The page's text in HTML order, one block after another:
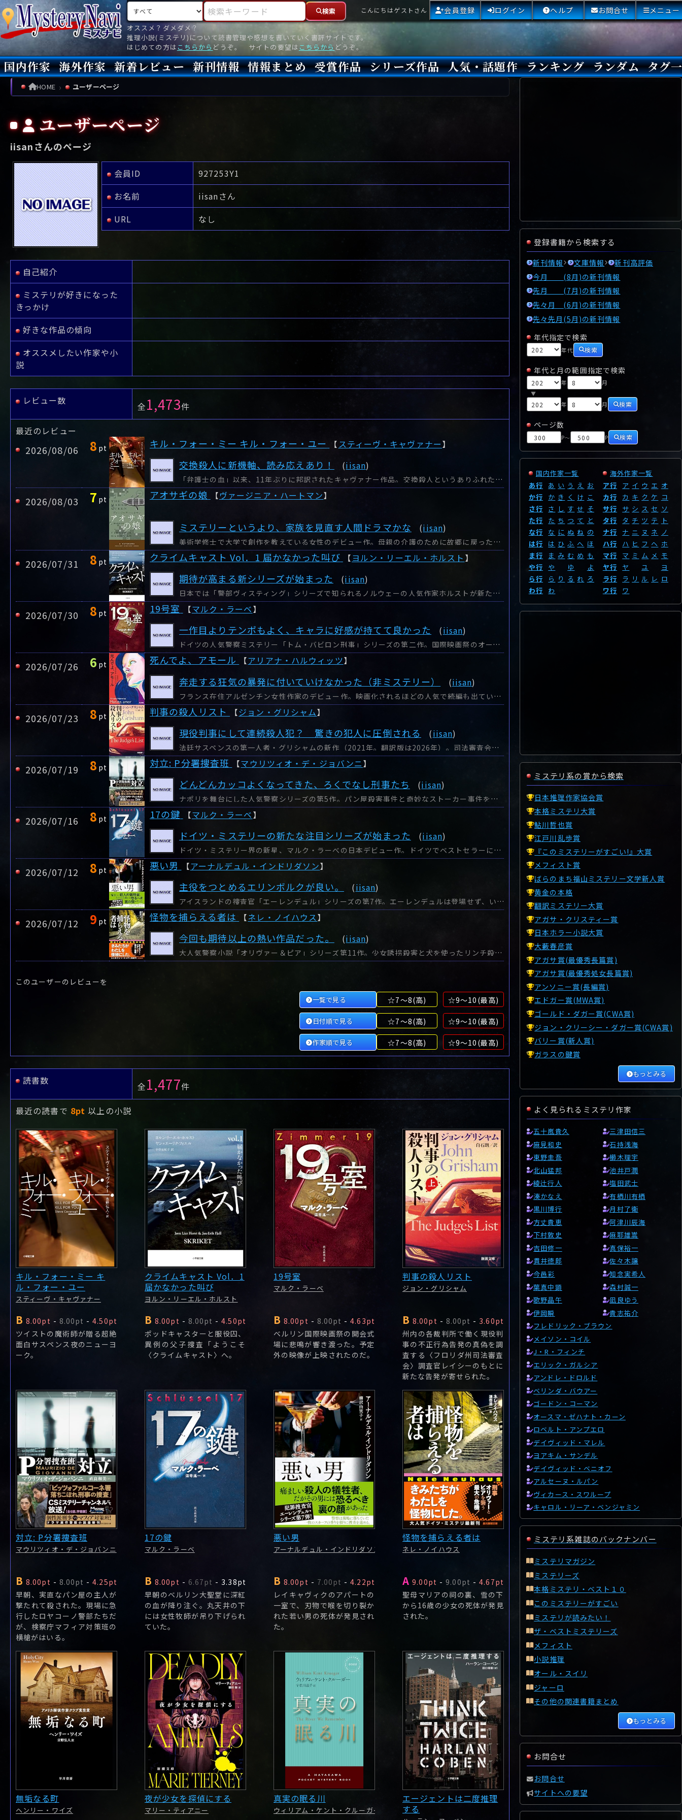
オススメ？ダメダメ？
推理小説(ミステリ)について読書管理や感想を書いていく書評サイトです。
はじめての方は こちらから どうぞ。 サイトの要望は こちらから どうぞ。
検索対象 検索キーワード
検索 こんにちはゲストさん 会員登録 ログイン ヘルプ お問合せ メニュー
国内作家
あ行 あ い う え
さ行
さ し す せ
そ
た行
た ち つ
な行
な に ぬ
の
は行
は ひ ふ
ま行
ま み む め
も
や行
や ゆ
よ
ら行
ら り る
わ行
わ
海外作家
ア行 ア イ
サ行
サ シ ス セ
タ行
ナ行
ナ ニ ヌ
ハ行
ハ
マ行
マ ミ ム メ
モ
ヤ行
ヤ ユ
ヨ
ラ行
ラ
新着レビュー 新刊情報 情報まとめ 受賞作品 シリーズ作品 人気・話題作 ランキング ランダム タグ
HOME ユーザーページ
ユーザーページ
iisanさんのページ
会員ID
927253Y1
お名前
iisanさん
URL
なし
自己紹介
ミステリが好きになった
きっかけ
好きな作品の傾向
オススメしたい作家や小
説
レビュー数 全1,473件
最近のレビュー
2026/08/06 8 pt キル・フォー・ミー キル・フォー・ユー 【スティーヴ・キャヴァナー】
交換殺人に新機軸、読み応えあり！ (iisan)
「弁護士の血」以来、11年ぶりに邦訳されたキャヴァナー作品。交換殺人というありふれた設定に新機軸を導入した傑作サスペンスである。一人娘を誘拐殺人され、それに責任を感じたた夫まで自殺で失ったアマンダは、有力容疑者でありながら金と権力で法の裁きを免れたウォレスに復讐を試みるも失敗。それでも諦めきれず、グループセラピーで出会った同じような経験を持つナオミに交換殺人を持ちかける。ナオミは承諾し、お互いにチャンスを窺ううちに、ナオミから「ウォレスを殺した」と告げられた。アマンダは約束を守るため、ナオミに依頼されたクウィンを殺害しようとする。不動産業に勤務するルースは夫が留守にした夜、暴漢に襲われ瀕死の重傷を負い、その恐怖から夫と共にホテルに閉じこもっていたのだが、気晴らしに出たレストランで犯人を目撃しパニックになる。二人の女性がそれぞれの復讐を果たす二つのエピソードが交互に展開し、どんどんサスペンスが高まっていく。さらに途中から誰が正義で、誰が騙しているのかが錯綜し、謎は深まっていく。名作「見知らぬ乗客」へのオマージュであり、それを越えるサスペンスを生み出した大傑作。交換殺人ものの新たな地平を開く作品として、多くのミステリー、サスペンスファンにオススメしたい。
2026/08/03 7 pt アオサギの娘 【ヴァージニア・ハートマン】
ミステリーというより、家族を見直す人間ドラマかな (iisan)
美術学修士で大学で創作を教えている女性のデビュー作。母親の介護のために故郷に戻った鳥類画家が、ずっと心にわだかまっていた父親の死にまつわる謎を解き、家族の関係を変化させる物語である。スミソニアン博物館で鳥類画家として活躍していたロニは母が介護施設に入ったため、介護休暇を使ってふるさとのフロリダに戻らざるを得なくなる。2週間で戻るつもりだったのだが、母の荷物を片付けていて25年前に溺死した父親の死に不明瞭な点があることを示唆するメモを発見。漁業局の野生動物保護観察官でフロリダの湿地を知り尽くしていた父が溺死したことにかねてから疑問を抱いていたロニは実情を探ろうとする…。自殺したとされ、家族でも話題にすることを避けていた父の死。長年の疑問を解くためにロニが頼るのは関係者たちの証言のみ。捜査権限はなく、捜査の知識もないためロニの調査は遅々として進まない。事態の朧げな姿が見えるまでの展開がスロー過ぎてサスペンスはゼロ。ギクシャクする母親や歳の離れた弟、その妻との人間関係、父親コンプレックスが事細かく描写され、はっきり言って半ばまでは退屈。最後の真相究明もあまり説得力はない。ミステリーというより、家族とは何かを模索する女性の人間ドラマとして読むことをオススメする。
2026/07/31 8 pt クライムキャスト Vol．1 届かなかった叫び 【ヨルン・リーエル・ホルスト 】
期待が高まる新シリーズが始まった (iisan)
日本では「警部ヴィスティング」シリーズで知られるノルウェーの人気作家ホルストが新たに若い作家と組んで発表した新シリーズの幕開け作。犯罪関連のポッドキャスターが15年前の少女失踪の謎を解くP.I.ミステリーである。ノルウェーの田舎町でポッドキャスト番組「クライムキャスト」を聞いていた地元紙の臨時記者・マチルデは、15年前に7歳の少女が行方不明になった事件に興味を引かれた。少女の死体は発見されなかったのだが、父親が逮捕され、服役中に自殺したという。番組は「次回の予告」を最後に更新されておらず、気になったマチルデは番組ホストのマルクスに問い合わせたのだが相手にされなかった。めげないマチルデは独自に調査を始め、判明したことをしつこくマルクスに報告して来た。煩わしく感じていたマルクスだったが、マチルデ山で遭難死したのをきっかけに自分でも調査を再開する。そこで情報を頼ったのが、3人を殺害した罪で服役中の実父・フランクだった…。警察ではない、ただのポッドキャスターが粘り強く関係者に聞き込みを続け真相に辿り着くまでがリアルで熱い。さらに父親の食ないキャラクターが、単なる探偵ものではない彩りを添えて味わい深い。謎解きの展開は論理的で分かりやすく、スイスイ読み進められる。事件は解決するのだが、主人公のマルクス、父親のフランクにまつわる謎は残されたままで、次回をお楽しみに。未解決事件に挑戦するのは「警部ヴィスティング」シリーズ同様だが、またひと味違うテイストで楽しめる。ヴィスティングのファンをはじめ、北欧ミステリーのファンにオススメする。
2026/07/30 8 pt 19号室 【マルク・ラーベ】
一作目よりテンポもよく、キャラに好感が持てて良かった (iisan)
ドイツの人気警察ミステリー「トム・バビロン刑事」シリーズの第二作。国際映画祭のオープニングで上映されたスナッフ・フィルムにまつわる深い闇を手探りで解明するノワール・ミステリーである。ベルリン国際映画祭の開会式場で、若い女性が殺されるスナッフ・フィルムが上映された。しかも殺されたのは女優を目指すベルリン市長の娘であることが判明した。フィルムは目出し帽の男が持ち込み、映写技師を脅迫して上映させたという。誰が、何のために上映させたのか？ さらに、関係者の娘が誘拐される事件も発生し、捜査は混迷を深めて行く…。捜査を担当するのは、前作で相棒となったトムと臨床心理士のジータ。まだギクシャクしたところは残るものの、前回よりは息が合ったコンビとなり、バディものとして完成度が高くなっている。事件の謎を解く鍵はフィルムに写っていた19という数字で、そこにはジータの古傷に繋がる18年前の出来事が絡んでいたという、前作を彷彿させる構成だが、事件の背景も犯行動機も複雑かつ精緻になり、前作の数倍読み応えがあった。トムとジータだけでなく同僚のヨー・モルテン、上司のブルックマンもキャラがくっきりして存在感を発揮しているのも高評価できる。事件は解決しても、トムとジータの過去にまつわる謎は残されたままで、次作が待ち遠しい。警察ミステリーファンには絶対のオススメだ。
2026/07/26 6 pt 死んでよ、アモール 【アリアナ・ハルウィッツ】
奔走する狂気の暴発に付いていけなかった（非ミステリー） (iisan)
フランス在住アルゼンチン女性作家のデビュー作。映画化されるほどの人気で続編も出ているらしいが、自分には良さが分からなかった。フランスの田舎町に移住した若い夫婦。男の子が生まれたのだが、妻は「母であること。妻であること」に馴染めず、精神的均衡を崩し、狂気的な想念が爆走し始める。夫も息子も愛してるのに死んでもらいたい。そんなホラーな現実とも夢想とも区別できない叫びがパワフルに紙面にほと走る。ジェンダーや社会的背景を抜きにしても、自分には馴染めない世界だった。
2026/07/23 8 pt 判事の殺人リスト 【ジョン・グリシャム】
現役判事にして連続殺人犯？ 驚きの犯人に圧倒される (iisan)
法廷サスペンスの第一人者・グリシャムの新作（2021年。翻訳版は2026年）。司法審査会調査官という大した捜査権限がない職員が、現役判事が連続殺人として告発された事件の謎を解く、新趣向のミステリー・サスペンスである。フロリダ州司法審査会のベテラン調査官・レイシーは匿名電話を受け、仕方なく面会した女性ににわかには信じがたい告発を告げられる。ジェリと名乗った女性は大学教授で、22年前に父親を殺害されたのだが、その犯人を突き止めたという。しかも犯人は父親以外にも複数の殺人を犯しながら、捜査の網をかい潜って逃げおおせているという。まさかの話に仰天したレイシーだが、ジェリの熱意と推しの強さに降参し、持てる範囲の権限を使った調査に乗り出さざるを得なくなった。逮捕権すらない身分で狡猾で用意周到な犯人を追い詰めることができるのか？なんといっても、判事がシリアルキラーという度肝を抜く設定だけでミステリー・サスペンスとしては成功したと言える。さらに20年以上を掛けて犯人を探し出した告発者・ジェリの狂気とも言える熱意が恐ろしい。犯人のキャラクターが圧倒的で、他の要素は全て付け足しに思えた。ノワール、サイコ・サスペンスとP.I.的調査ミステリーの両方を備えた一級品のエンタメ作品であり、多くの人を満足させること間違いなし！ オススメする。
2026/07/19 8 pt 対立: P分署捜査班 【マウリツィオ・デ・ジョバンニ】
どんどんカッコよくなってきた、ろくでなし刑事たち (iisan)
ナポリを舞台にした人気警察シリーズの第5作。パン屋殺害事件と奇妙なストーカー事件を「ろくでなし刑事」たちが素晴らしい捜査力で解決する警察集団捜査小説である。街の住民から愛されている実直なパン職人のグラナートが店の裏で射殺された。現場に駆けつけたP分署のロヤコーノとロマーノはろくに捜査が出来ないうちに、スター検察官・ブッファルディ率いるマフィア対策班に主導権を奪われてしまった。最近、グラナートがマフィアの犯罪を目撃した証言を撤回するという因縁があり、マフィアが口封じしたというのがブッファルディの主張だった。しかし、現場の状況からマフィアの犯行ではないと確信するロヤコーノはマフィア対策班に対抗し、独自の捜査を決意する…。パン屋殺しをメインに、サブとして冴えない外見の若いカップルが訴えてきた奇妙なストーカー事件が並行して展開される。二つの事案に対するP分署の面々の鋭い捜査、息のあったチームワークは、まるで87分署を見るようで一作ごとに成長するメンバーが有能な頼もしい警察官に見えてくる。同時に、各人が抱える人生のあれこれもさまざまな変化をみせ、人間ドラマとして味わい深くなっているのもシリーズならでは読みどころだ。本国では11作目まで刊行され、連続テレビドラマ放送も始まったという。次作が待ち遠しい。
2026/07/16 8 pt 17の鍵 【マルク・ラーベ】
ドイツ・ミステリーの新たな注目シリーズが始まった (iisan)
ドイツ・ミステリー界の新星、マルク・ラーべの日本デビュー作。ドイツでベストセラーになった全4部作の第1作で、組織からはみ出した刑事がサイコパスを追い詰める警察ミステリーである。ベルリン大聖堂の丸天井から女性牧師が吊り下げられていた。捜査に臨場したベルリン州刑事局刑事のトムは死体の首にかけられた鍵に衝撃を受ける。それは19年前、トムが少年時代に川で発見した死体のそばにあった、17という数字が刻まれた鍵と同じものに見えた。その鍵は当時10歳だった妹のヴィオーラが行方不明になった時に持ち出したままで、それがなぜ、今頃出現したのか？ 鍵の謎を追うトムの捜査は19年前から続いている深い闇に迷い込んでしまうのだった。主人公のトムは組織になじまない一匹狼でルールも倫理も無視してひたすらターゲットを追い詰める猟犬タイプ。相棒となる臨床心理士のジータは冷静沈着、度胸十分なクールビューティ。警察ミステリーにはよくあるタイプのバディものである。犯行の動機、犯罪の構成要素はサイコ・キラー色が濃く、しかも刑事・トム自体が常に妹の幻影を纏っているサイコ気質とあって、ストーリー展開を把握するのに時間がかかる。事件の舞台は壁崩壊前後のベルリンで、東ドイツ時代の組織が登場するのも味がある。警察ミステリーの宝庫、ドイツ・ミステリーの中でも出色の快作。残りのシリーズ3作が気になる新シリーズの登場である。
2026/07/12 8 pt 悪い男 【アーナルデュル・インドリダソン】
主役をつとめるエリンボルクが良い。 (iisan)
アイスランドの捜査官「エーレンデュル」シリーズの第7作。エーレンデュルは登場せず、いつもは脇役の女性警官・エリンボルクが主役になった謎解き警察ミステリーである。レイプ・ドラッグを飲ませて自宅に連れ込んで強姦を繰り返していた若い男・ルノルフルが自宅で殺害された。鋭い刃物で喉を掻き切られ床を血染めにして倒れた男は女性のTシャツを身につけ、その口には大量のレイプ・ドラッグが詰め込まれていた。現場に残されていたスカーフには微かにインド料理のスパイスの香りが残っていた。エーレンデュル不在で捜査の中心を担うエリンボルクは数少ない証言を拾い集め、関係者に尋問を重ね、ルノルフルの人間像を明らかにしていく。そして辿り着いた真相は…。ずっと脇役を通してきたエリンボルクが主役で、これまでさほど言及されなかった彼女の家庭が取り上げられ、その家族生活が描写されるのが面白かった。もちろん事件の謎解きはオーソドックスで破綻がなく、納得できる結末を迎える。シリーズ愛読者には新鮮なインパクトがあり、未読の方が読んでも違和感がなく、どなたにも安心してオススメできる警察ミステリーの傑作である。
2026/07/12 9 pt 怪物を捕らえる者は 【ネレ・ノイハウス】
今回も期待以上の熱い作品だった。 (iisan)
大人気警察小説「オリヴァー＆ピア」シリーズ第11作。少女誘拐殺害と犬を使ったリンチ殺人の二つの事件の裏に潜む組織犯罪を解き明かす、フーダニット、ワイダニットの傑作ミステリーである。クリスマスを控えた日、16歳のラリッサが行方不明になり、翌朝、雪に埋もれた遺体で発見された。DNA検査で浮かび上がったのが前科があり、移民申請中のアフガニスタン人の青年・マハムーディで、ラリッサが行方不明になる直前に一緒にいるところを目撃されていた。警察は重要参考人として事情聴取しようとしたのだが、マハムーディが姿を消してしまった。しかも、容疑者が移民申請中の前科持ちであるとの情報が漏れ、事件は政治問題化し、世間に反移民・ヘイトの嵐が巻き起こった。数日後、森から飛び出した男性が車に撥ねられて死亡する事故がり奇妙なことに被害者は真冬に裸足で、首には大型動物に噛まれた跡があった…。少女誘拐、リンチ殺人だけでも立派な物語になりそうだが、二つの事件の捜査が重なり、絡み合ったところから物語は極めて複雑に展開し、政治と社会を揺るがしただけでなく、結束が固いオリヴァーのチームや警察にも深刻なダメージを与えることになる。いつも通り、捜査のプロセスに説得力があるので長いストーリーも読み進めやすい。やたらと多い登場人物もキャラの書き分けがしっかりしているので混乱することが少ない。最後の真相解明がちょっと「何、これ？」ではあるものの、まあ納得できる。さらにシリーズならではのいつものメンバーのやり取り、それぞれの家庭の事情などに大きな変化があり、これまたシリーズ読者を喜ばせる。本作も期待以上の素晴らしいミステリーであり、警察小説、現代社会ミステリーのファンならどなたにもオススメしたい。
このユーザーのレビューを
一覧で見る ☆7～8(高) ☆9～10(最高)
日付順で見る ☆7～8(高) ☆9～10(最高)
作家順で見る ☆7～8(高) ☆9～10(最高)
読書数 全1,477件
最近の読書で 8pt 以上の小説
キル・フォー・ミー キ
ル・フォー・ユー
スティーヴ・キャヴァナー
B 8.00pt - 8.00pt - 4.50pt
ツイストの魔術師が贈る超絶
面白サスペンス夜のニューヨ
ーク。
クライムキャスト Vol．1
届かなかった叫び
ヨルン・リーエル・ホルスト
B 8.00pt - 8.00pt - 4.50pt
ポッドキャスターと服役囚、
異例の父子捜査「ようこそ
〈クライムキャスト〉へ。
19号室
マルク・ラーベ
B 8.00pt - 8.00pt - 4.63pt
ベルリン国際映画祭の開会式
場に悲鳴が響き渡った。予定
外の映像が上映されたのだ。
判事の殺人リスト
ジョン・グリシャム
B 8.00pt - 8.00pt - 3.60pt
州内の各裁判所で働く現役判
事の不正行為告発の真偽を調
査する〈フロリダ州司法審査
会〉調査官レイシーのもとに
新たな告発が寄せられた。
対立: P分署捜査班
マウリツィオ・デ・ジョバンニ
B 8.00pt - 8.00pt - 4.25pt
早朝、実直なパン屋の主人が
撃たれて殺された。現場に急
行したロヤコーノ警部たちだ
が、検察庁マフィア対策班の
横槍がはいる。
17の鍵
マルク・ラーベ
B 8.00pt - 6.67pt - 3.38pt
早朝のベルリン大聖堂に深紅
の血が降り注ぐ。丸天井の下
には女性牧師が吊り下げられ
ていた。
悪い男
アーナルデュル・インドリダソン
B 8.00pt - 7.00pt - 4.22pt
レイキャヴィクのアパートの
一室で、刃物で喉を切り裂か
れた若い男の死体が発見され
た。
怪物を捕らえる者は
ネレ・ノイハウス
A 9.00pt - 9.00pt - 4.67pt
聖母マリアの祠の裏、雪の下
から16歳の少女の死体が発見
された。
無垢なる町
ヘンリー・ワイズ
夜が少女を探偵にする
マリー・ティアニー
真実の眠る川
ウィリアム・ケント・クルーガー
エージェントは二度推理
する
登録書籍から検索する
新刊情報 文庫情報
新刊高評価
今月 (8月)の新刊情報
先月 (7月)の新刊情報
先々月 (6月)の新刊情報
先々先月(5月)の新刊情報
年代指定で検索
年代 検索
年代と月の範囲指定で検索
年 月
▼
年 月 検索
ページ数
P～ P 検索
国内作家一覧
あ行
あ い う え お
か行
か き く け こ
さ行
さ し す せ そ
た行
た ち つ て と
な行
な に ぬ ね の
は行
は ひ ふ へ ほ
ま行
ま み む め も
や行
や ゆ
よ
ら行
ら り る れ ろ
わ行 わ
海外作家一覧
ア行
ア イ ウ エ オ
カ行
カ キ ク ケ コ
サ行
サ シ ス セ ソ
タ行
タ チ ツ テ
ト
ナ行
ナ ニ ヌ ネ ノ
ハ行
ハ ヒ フ ヘ ホ
マ行
マ ミ ム メ モ
ヤ行
ヤ ユ
ヨ
ラ行
ラ リ ル レ ロ
ワ行
ワ
ミステリ系の賞から検索
日本推理作家協会賞
本格ミステリ大賞
鮎川哲也賞
江戸川乱歩賞
『このミステリーがすごい!』大賞
メフィスト賞
ばらのまち福山ミステリー文学新人賞
黄金の本格
翻訳ミステリー大賞
アガサ・クリスティー賞
日本ホラー小説大賞
大藪春彦賞
アガサ賞(最優秀長篇賞)
アガサ賞(最優秀処女長篇賞)
アンソニー賞(長編賞)
エドガー賞(MWA賞)
ゴールド・ダガー賞(CWA賞)
ジョン・クリーシー・ダガー賞(CWA賞)
バリー賞(新人賞)
ガラスの鍵賞
もっとみる
よく見られるミステリ作家
五十嵐貴久
三津田信三
麻見和史
石持浅海
東野圭吾
櫛木理宇
北山猛邦
池井戸潤
綾辻行人
塩田武士
湊かなえ
有栖川有栖
黒川博行
月村了衛
方丈貴恵
阿津川辰海
下村敦史
麻耶雄嵩
吉田修一
真保裕一
貫井徳郎
佐々木譲
今邑彩
知念実希人
葉真中顕
森村誠一
歌野晶午
凪良ゆう
伊岡瞬
貴志祐介
フレドリック・ブラウン
メイソン・コイル
J・R・フィンチ
エリック・ガルシア
アンドレ・ドロルド
ベリンダ・バウアー
ゴードン・コーマン
オースマ・ゼハナト・カーン
ロベルト・アンプエロ
デイヴィッド・マレル
ヨアキム・サンデル
デイヴィッド・ベニオフ
アルセーヌ・ルパン
ヴィカース・スワループ
キャロル・リーア・ベンジャミン
ミステリ系雑誌のバックナンバー
ミステリマガジン
ミステリーズ
本格ミステリ・ベスト１０
このミステリーがすごい
ミステリが読みたい！
ザ・ベストミステリーズ
メフィスト
小説推理
オール・スイリ
ジャーロ
その他の関連書籍まとめ
もっとみる
お問合せ
お問合せ
サイトへの要望